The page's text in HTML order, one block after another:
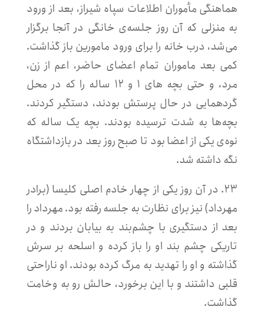
هماهنگی مأموران اطلاعات سپاه شیراز، بعد از ورود
به منزلی که آن روز جلسه‌ی خانگی در آنجا برگزار
می‌شد، درب خانه را برای ورود مامورین باز گذاشت.
کمی بعد ماموران تمام اعضای حاضر، اعم از زن،
مرد، و حتی بچه های ۱ و ۱۲ ساله را که در محل
گردهمایی در حال پرستش بودند، دستگیر کردند.
بچه‌ها به شدت ترسیده بودند. بچه یک ساله که
نوه‌ی یکی از اعضا بود تا صبح روز بعد در بازداشتگاه
نگه داشته شد.
۲۳. در آن روز یکی از چهار خادم اصلی کلیسا (برادر
مهرداد) نیز برای نظارت به جلسه رفته بود. مهرداد را
بعد از دستگیری با چشم‌بند به بیابان بردند و در
تاریکی چشم بند او را باز کرده و اسلحه بر سرش
گذاشته و او را تهدید به مرگ کرده بودند. او ناراحتی
قلبی داشتند و با این برخورد، حالش رو به وخامت
گذاشت.